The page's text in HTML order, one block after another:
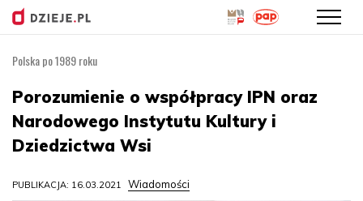
treści
Polska po 1989 roku
Porozumienie o współpracy IPN oraz
Narodowego Instytutu Kultury i
Dziedzictwa Wsi
PUBLIKACJA: 16.03.2021 Wiadomości